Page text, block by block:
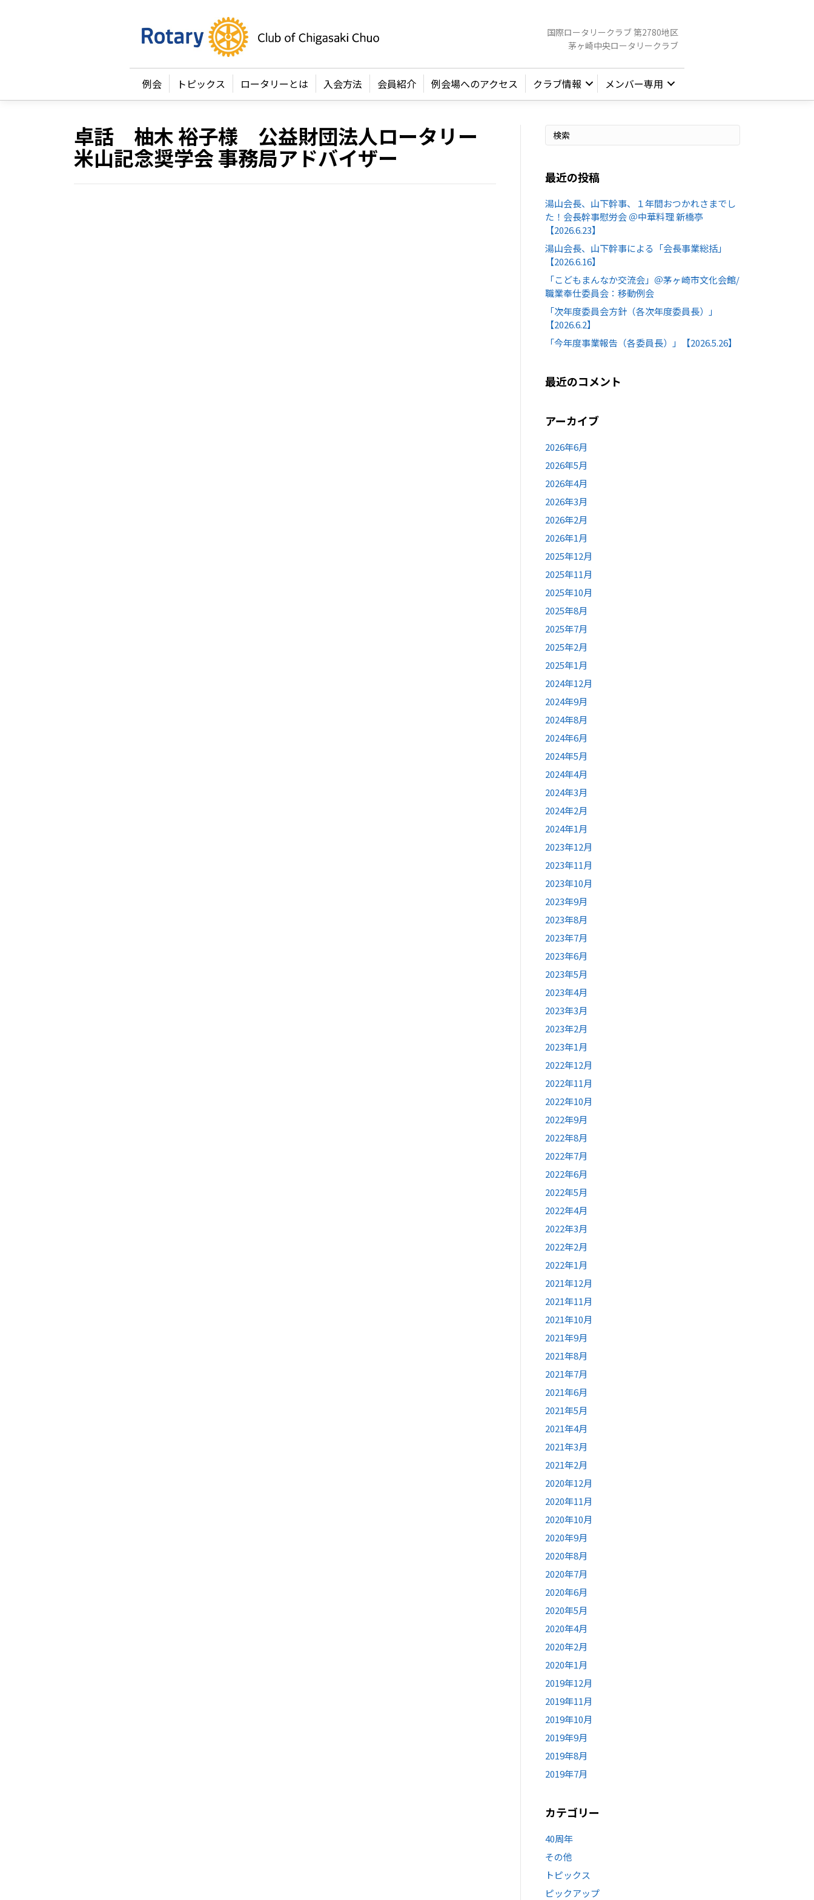
国際ロータリークラブ 第2780地区
茅ヶ崎中央ロータリークラブ
例会 トピックス ロータリーとは 入会方法 会員紹介 例会場へのアクセス クラブ情報 メンバー専用
卓話 柚木 裕子様 公益財団法人ロータリー
米山記念奨学会 事務局アドバイザー
最近の投稿
湯山会長、山下幹事、１年間おつかれさまでし
た！会長幹事慰労会 ＠中華料理 新橋亭
【2026.6.23】
湯山会長、山下幹事による「会長事業総括」
【2026.6.16】
「こどもまんなか交流会」＠茅ヶ崎市文化会館/
職業奉仕委員会：移動例会
「次年度委員会方針（各次年度委員長）」
【2026.6.2】
「今年度事業報告（各委員長）」【2026.5.26】
最近のコメント
アーカイブ
2026年6月
2026年5月
2026年4月
2026年3月
2026年2月
2026年1月
2025年12月
2025年11月
2025年10月
2025年8月
2025年7月
2025年2月
2025年1月
2024年12月
2024年9月
2024年8月
2024年6月
2024年5月
2024年4月
2024年3月
2024年2月
2024年1月
2023年12月
2023年11月
2023年10月
2023年9月
2023年8月
2023年7月
2023年6月
2023年5月
2023年4月
2023年3月
2023年2月
2023年1月
2022年12月
2022年11月
2022年10月
2022年9月
2022年8月
2022年7月
2022年6月
2022年5月
2022年4月
2022年3月
2022年2月
2022年1月
2021年12月
2021年11月
2021年10月
2021年9月
2021年8月
2021年7月
2021年6月
2021年5月
2021年4月
2021年3月
2021年2月
2020年12月
2020年11月
2020年10月
2020年9月
2020年8月
2020年7月
2020年6月
2020年5月
2020年4月
2020年2月
2020年1月
2019年12月
2019年11月
2019年10月
2019年9月
2019年8月
2019年7月
カテゴリー
40周年
その他
トピックス
ピックアップ